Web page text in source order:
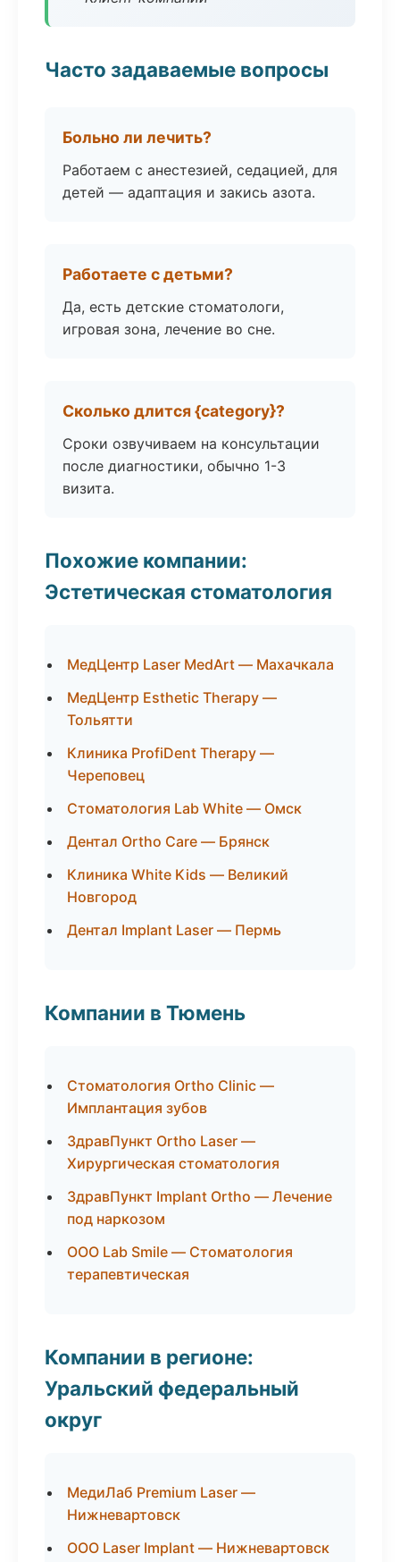
Часто задаваемые вопросы
Больно ли лечить?
Работаем с анестезией, седацией, для
детей — адаптация и закись азота.
Работаете с детьми?
Да, есть детские стоматологи,
игровая зона, лечение во сне.
Сколько длится {category}?
Сроки озвучиваем на консультации
после диагностики, обычно 1-3
визита.
Похожие компании:
Эстетическая стоматология
МедЦентр Laser MedArt — Махачкала
МедЦентр Esthetic Therapy —
Тольятти
Клиника ProfiDent Therapy —
Череповец
Стоматология Lab White — Омск
Дентал Ortho Care — Брянск
Клиника White Kids — Великий
Новгород
Дентал Implant Laser — Пермь
Компании в Тюмень
Стоматология Ortho Clinic —
Имплантация зубов
ЗдравПункт Ortho Laser —
Хирургическая стоматология
ЗдравПункт Implant Ortho — Лечение
под наркозом
ООО Lab Smile — Стоматология
терапевтическая
Компании в регионе:
Уральский федеральный
округ
МедиЛаб Premium Laser —
Нижневартовск
ООО Laser Implant — Нижневартовск